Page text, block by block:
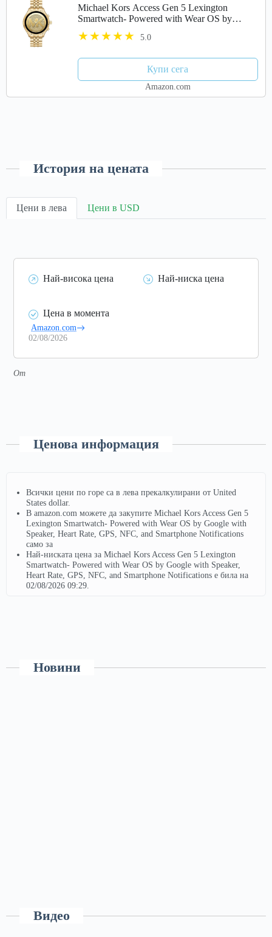
Michael Kors Access Gen 5 Lexington
Smartwatch- Powered with Wear OS by
Google with Speaker, Heart Rate, GPS, NFC,
and Smartphone Notifications
5.0
Купи сега
Amazon.com
История на цената
Цени в лева Цени в USD
Най-висока цена Най-ниска цена
Цена в момента
Amazon.com
02/08/2026
От
Ценова информация
Всички цени по горе са в лева прекалкулирани от United
States dollar.
В amazon.com можете да закупите Michael Kors Access Gen 5
Lexington Smartwatch- Powered with Wear OS by Google with
Speaker, Heart Rate, GPS, NFC, and Smartphone Notifications
само за
Най-ниската цена за Michael Kors Access Gen 5 Lexington
Smartwatch- Powered with Wear OS by Google with Speaker,
Heart Rate, GPS, NFC, and Smartphone Notifications е била на
02/08/2026 09:29.
Новини
Видео